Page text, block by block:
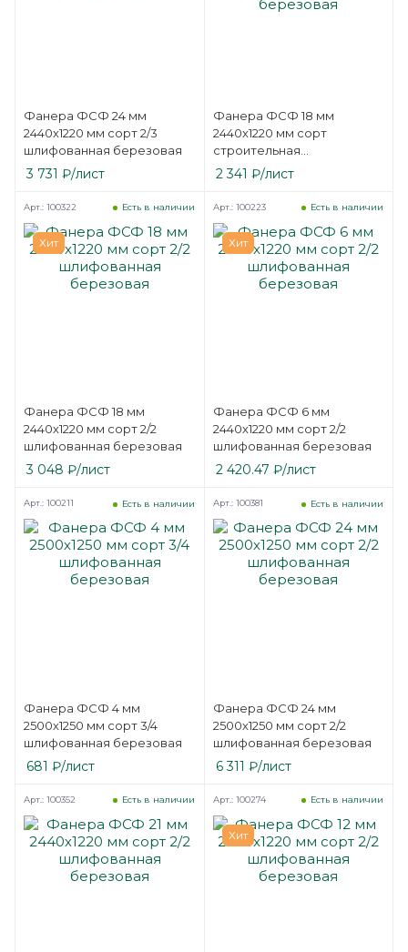
Фанера ФСФ 24 мм
2440х1220 мм сорт 2/3
шлифованная березовая
3 731 ₽/лист
Фанера ФСФ 18 мм
2440х1220 мм сорт
строительная
нешлифованная
березовая
2 341 ₽/лист
Хит
Фанера ФСФ 18 мм
2440х1220 мм сорт 2/2
шлифованная березовая
Есть в наличии
Арт.: 100322
3 048 ₽/лист
Хит
Фанера ФСФ 6 мм
2440х1220 мм сорт 2/2
шлифованная березовая
Есть в наличии
Арт.: 100223
2 420.47 ₽/лист
Фанера ФСФ 4 мм
2500х1250 мм сорт 3/4
шлифованная березовая
Есть в наличии
Арт.: 100211
681 ₽/лист
Фанера ФСФ 24 мм
2500х1250 мм сорт 2/2
шлифованная березовая
Есть в наличии
Арт.: 100381
6 311 ₽/лист
Есть в наличии
Арт.: 100352
Хит
Есть в наличии
Арт.: 100274